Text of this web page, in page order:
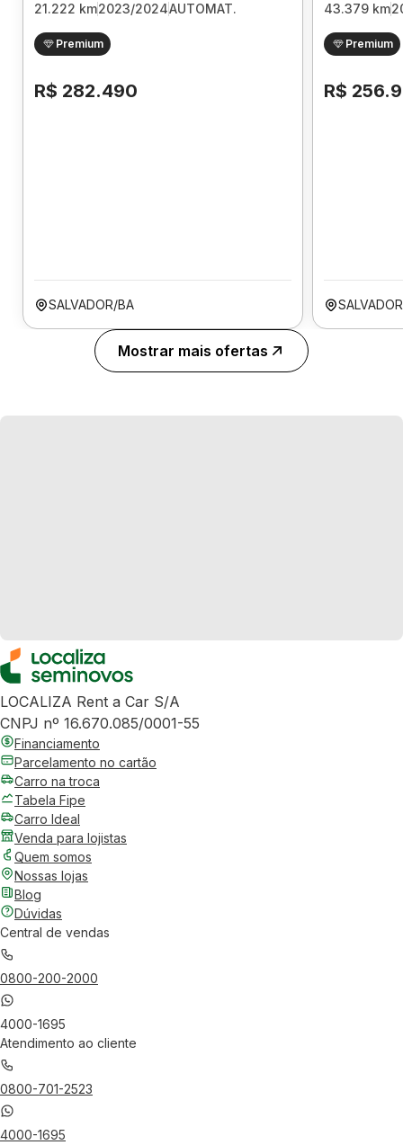
21.222 km2023/2024AUTOMAT.
Premium
R$ 282.490
SALVADOR/BA
43.379 km
Premium
R$
Mostrar mais ofertas
LOCALIZA Rent a Car S/A
CNPJ nº 16.670.085/0001-55
Financiamento
Parcelamento no cartão
Carro na troca
Tabela Fipe
Carro Ideal
Venda para lojistas
Quem somos
Nossas lojas
Blog
Dúvidas
Central de vendas
0800-200-2000
4000-1695
Atendimento ao cliente
0800-701-2523
4000-1695